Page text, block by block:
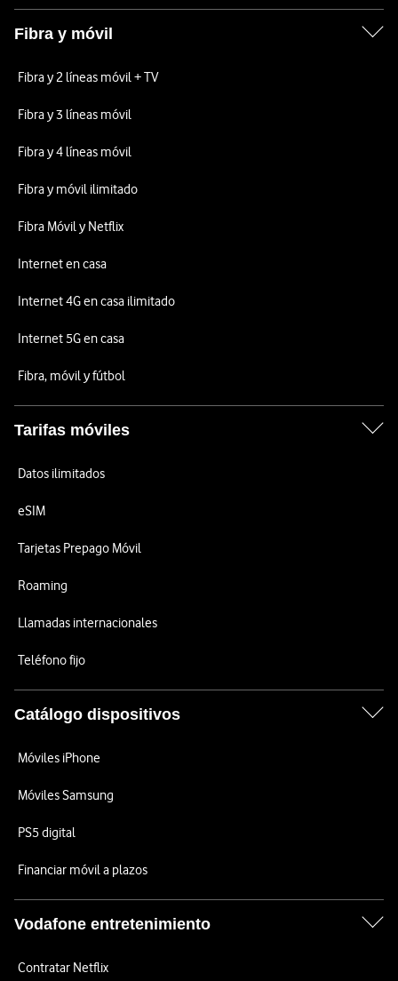
Fibra y móvil
Fibra y 2 líneas móvil + TV
Fibra y 3 líneas móvil
Fibra y 4 líneas móvil
Fibra y móvil ilimitado
Fibra Móvil y Netflix
Internet en casa
Internet 4G en casa ilimitado
Internet 5G en casa
Fibra, móvil y fútbol
Tarifas móviles
Datos ilimitados
eSIM
Tarjetas Prepago Móvil
Roaming
Llamadas internacionales
Teléfono fijo
Catálogo dispositivos
Móviles iPhone
Móviles Samsung
PS5 digital
Financiar móvil a plazos
Vodafone entretenimiento
Contratar Netflix